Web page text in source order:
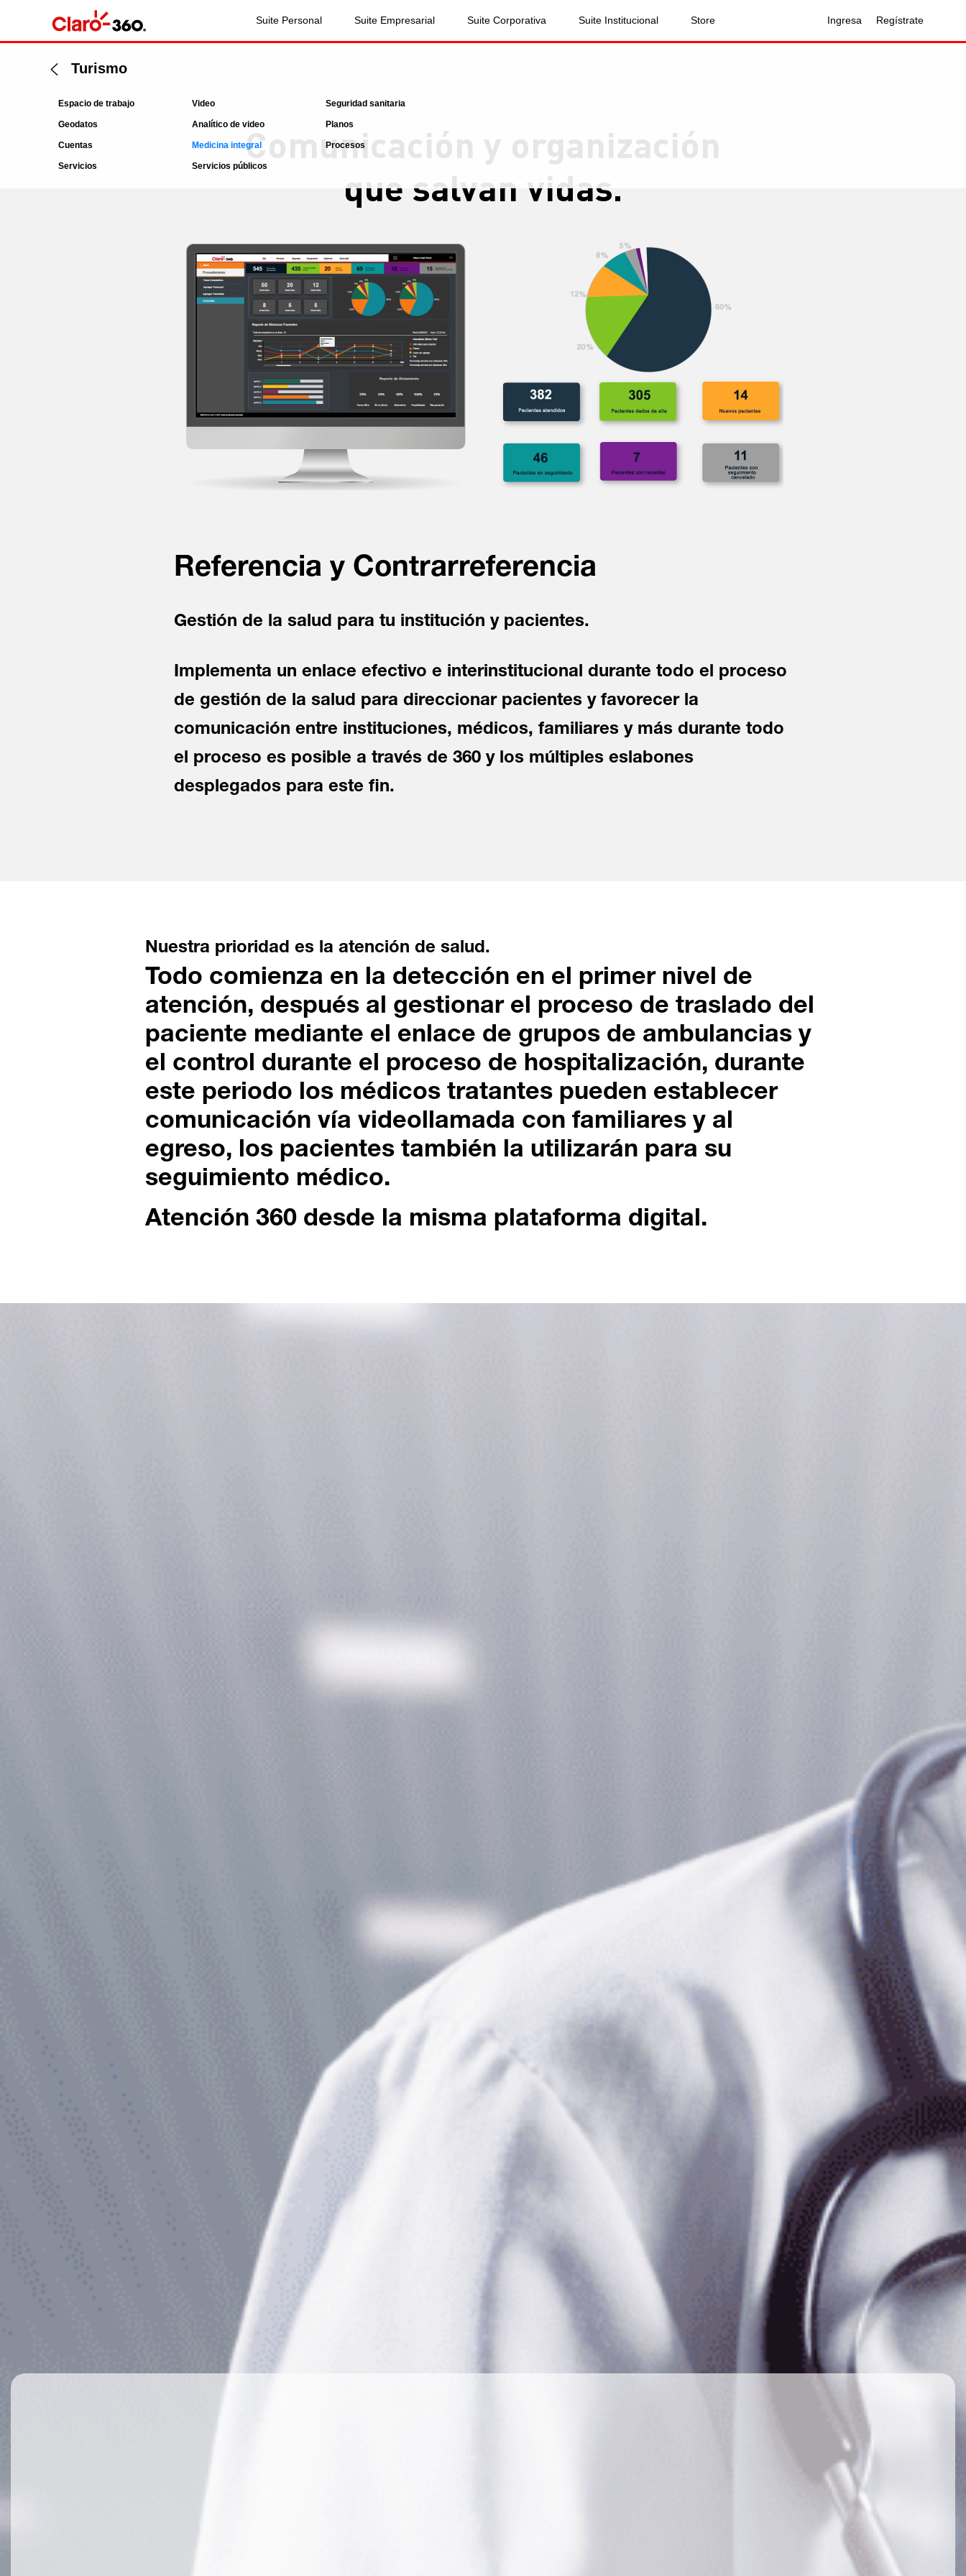
Suite Personal Suite Empresarial Suite Corporativa Suite Institucional Store Ingresa Regístrate
Turismo
Espacio de trabajo
Geodatos
Cuentas
Servicios
Video
Analítico de video
Medicina integral
Servicios públicos
Seguridad sanitaria
Planos
Procesos
Comunicación y organización
que salvan vidas.
Referencia y Contrarreferencia
Gestión de la salud para tu institución y pacientes.
Implementa un enlace efectivo e interinstitucional durante todo el proceso
de gestión de la salud para direccionar pacientes y favorecer la
comunicación entre instituciones, médicos, familiares y más durante todo
el proceso es posible a través de 360 y los múltiples eslabones
desplegados para este fin.
Nuestra prioridad es la atención de salud.
Todo comienza en la detección en el primer nivel de
atención, después al gestionar el proceso de traslado del
paciente mediante el enlace de grupos de ambulancias y
el control durante el proceso de hospitalización, durante
este periodo los médicos tratantes pueden establecer
comunicación vía videollamada con familiares y al
egreso, los pacientes también la utilizarán para su
seguimiento médico.
Atención 360 desde la misma plataforma digital.